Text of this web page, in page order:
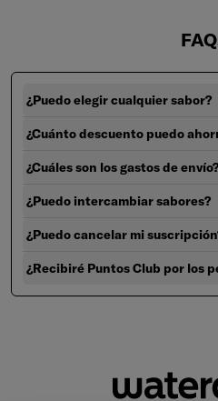
¿Puedo elegir cualquier sabor?
¿Cuánto descuento puedo
¿Cuáles son los gastos de envío?
¿Puedo intercambiar sabores?
¿Puedo cancelar mi
¿Recibiré Puntos Club por los